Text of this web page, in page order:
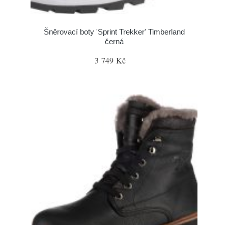
Šněrovací boty 'Sprint Trekker' Timberland
černá
3 749 Kč